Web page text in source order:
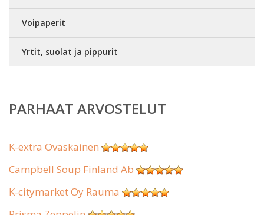
Voipaperit
Yrtit, suolat ja pippurit
PARHAAT ARVOSTELUT
K-extra Ovaskainen
Campbell Soup Finland Ab
K-citymarket Oy Rauma